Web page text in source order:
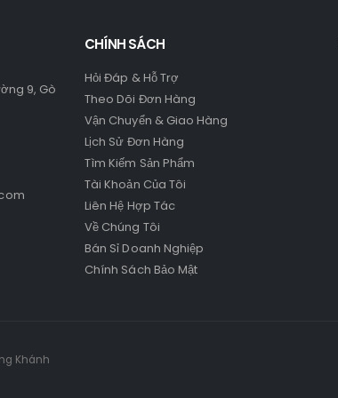
trên
9, Gò
CHÍNH SÁCH
Hỏi Đáp & Hỗ Trợ
Theo Dõi Đơn Hàng
Vận Chuyển & Giao Hàng
Lịch Sử Đơn Hàng
Tìm Kiếm Sản Phẩm
Tài Khoản Của Tôi
Liên Hệ Hợp Tác
Về Chúng Tôi
Bán Sỉ Doanh Nghiệp
Chính Sách Bảo Mật
Khánh